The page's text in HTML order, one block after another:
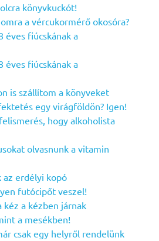
könyvkuckót!
a vércukormérő okosóra?
éves fiúcskának a
éves fiúcskának a
is szállítom a könyveket
egy virágföldön? Igen!
hogy alkoholista
olvasnunk a vitamin
az erdélyi kopó
futócipőt veszel!
kéz a kézben járnak
a mesékben!
csak egy helyről rendelünk